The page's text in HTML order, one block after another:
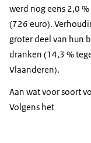
werd nog eens 2,0
(726 euro).
groter deel van hun
dranken (14,3 %
Vlaanderen).
Aan wat voor soort
Volgens het